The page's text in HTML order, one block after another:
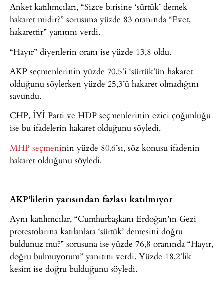
Anket katılımcıları, “Sizce birisine ‘sürtük’ demek
hakaret midir?” sorusuna yüzde 83 oranında “Evet,
hakarettir” yanıtını verdi.
“Hayır” diyenlerin oranı ise yüzde 13,8 oldu.
AKP seçmenlerinin yüzde 70,5’i ‘sürtük’ün hakaret
olduğunu söylerken yüzde 25,3’ü hakaret olmadığını
savundu.
CHP, İYİ Parti ve HDP seçmenlerinin ezici çoğunluğu
ise bu ifadelerin hakaret olduğunu söyledi.
MHP seçmeninin yüzde 80,6’sı, söz konusu ifadenin
hakaret olduğunu söyledi.
AKP’lilerin yarısından fazlası katılmıyor
Aynı katılımcılar, “Cumhurbaşkanı Erdoğan’ın Gezi
protestolarına katılanlara ‘sürtük’ demesini doğru
buldunuz mu?” sorusuna ise yüzde 76,8 oranında “Hayır,
doğru bulmuyorum” yanıtını verdi. Yüzde 18,2’lik
kesim ise doğru bulduğunu söyledi.